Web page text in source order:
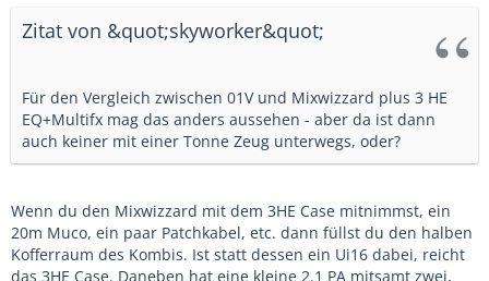
Zitat von &quot;skyworker&quot;
Für den Vergleich zwischen 01V und Mixwizzard plus 3 HE
EQ+Multifx mag das anders aussehen - aber da ist dann
auch keiner mit einer Tonne Zeug unterwegs, oder?
Wenn du den Mixwizzard mit dem 3HE Case mitnimmst, ein
20m Muco, ein paar Patchkabel, etc. dann füllst du den halben
Kofferraum des Kombis. Ist statt dessen ein Ui16 dabei, reicht
das 3HE Case. Daneben hat eine kleine 2.1 PA mitsamt zwei,